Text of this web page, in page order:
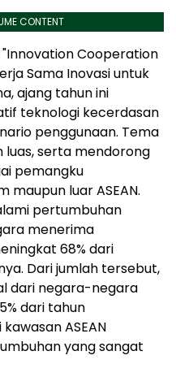
CONTENT
Cooperation
Sama Inovasi untuk
ajang tahun ini
teknologi kecerdasan
penggunaan. Tema
serta mendorong
pemangku
maupun luar ASEAN.
pertumbuhan
menerima
68% dari
Dari jumlah tersebut,
dari negara-negara
dari tahun
ASEAN
yang sangat